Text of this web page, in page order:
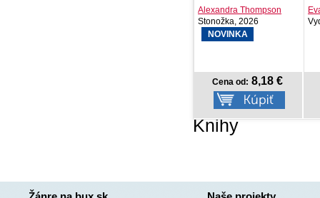
Alexandra Thompson
Stonožka, 2026
NOVINKA
Cena od: 8,18 €
Knihy